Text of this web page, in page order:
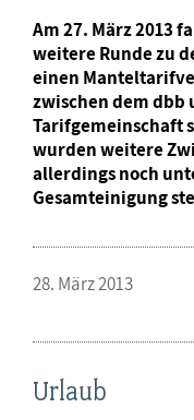
Am 27. März 2013
weitere Runde zu
einen
zwischen dem dbb
Tarifgemeinschaft
wurden weitere
allerdings noch
Gesamteinigung
28. März 2013
Urlaub